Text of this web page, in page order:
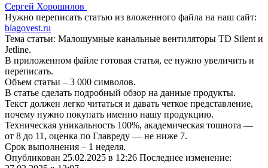
Сергей Хорошилов
Нужно переписать статью из вложенного файла на наш сайт:
blagovest.ru
Тема статьи: Малошумные канальные вентиляторы TD Silent и
Jetline.
В приложенном файле готовая статья, ее нужно увеличить и
переписать.
Объем статьи – 3 000 символов.
В статье сделать подробный обзор на данные продукты.
Текст должен легко читаться и давать четкое представление,
почему нужно покупать именно нашу продукцию.
Техническая уникальность 100%, академическая тошнота —
от 8 до 11, оценка по Главреду — не ниже 7.
Срок выполнения – 1 неделя.
Опубликован 25.02.2025 в 12:26 Последнее изменение: